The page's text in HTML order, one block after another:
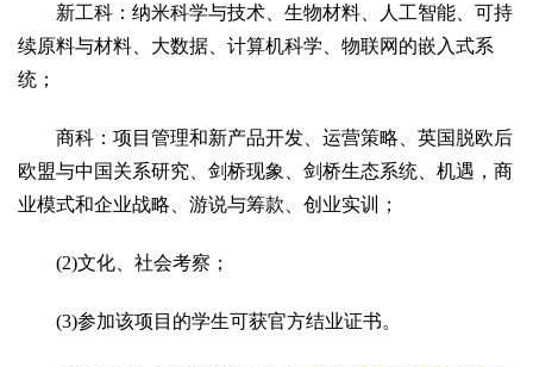
新工科：纳米科学与技术、生物材料、人工智能、可持
续原料与材料、大数据、计算机科学、物联网的嵌入式系
统；
商科：项目管理和新产品开发、运营策略、英国脱欧后
欧盟与中国关系研究、剑桥现象、剑桥生态系统、机遇，商
业模式和企业战略、游说与筹款、创业实训；
(2)文化、社会考察；
(3)参加该项目的学生可获官方结业证书。